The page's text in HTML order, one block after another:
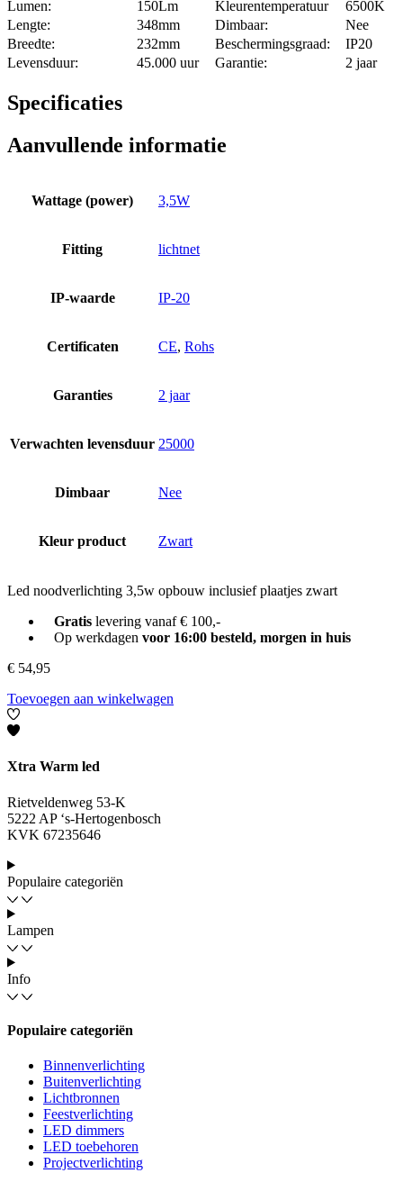
Lumen: 150Lm Kleurentemperatuur
6500K
Lengte:
348mm Dimbaar:
Nee
Breedte:
232mm Beschermingsgraad:
IP20
Levensduur:
45.000 uur Garantie: 2 jaar
Specificaties
Aanvullende informatie
Wattage (power) 3,5W
Fitting lichtnet
IP-waarde IP-20
Certificaten CE, Rohs
Garanties 2 jaar
Verwachten levensduur 25000
Dimbaar Nee
Kleur product Zwart
Led noodverlichting 3,5w opbouw inclusief plaatjes zwart
Gratislevering vanaf € 100,-
Op werkdagen voor 16:00 besteld, morgen in huis
€ 54,95
Toevoegen aan winkelwagen
Xtra Warm led
Rietveldenweg 53-K
5222 AP ‘s-Hertogenbosch
KVK 67235646
Populaire categoriën
Lampen
Info
Populaire categoriën
Binnenverlichting
Buitenverlichting
Lichtbronnen
Feestverlichting
LED dimmers
LED toebehoren
Projectverlichting